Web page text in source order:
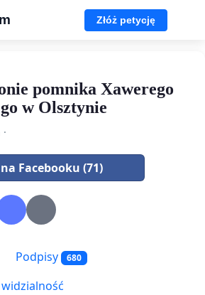
Złóż petycję
pomnika Xawerego
w Olsztynie
·
Facebooku (71)
Podpisy 680